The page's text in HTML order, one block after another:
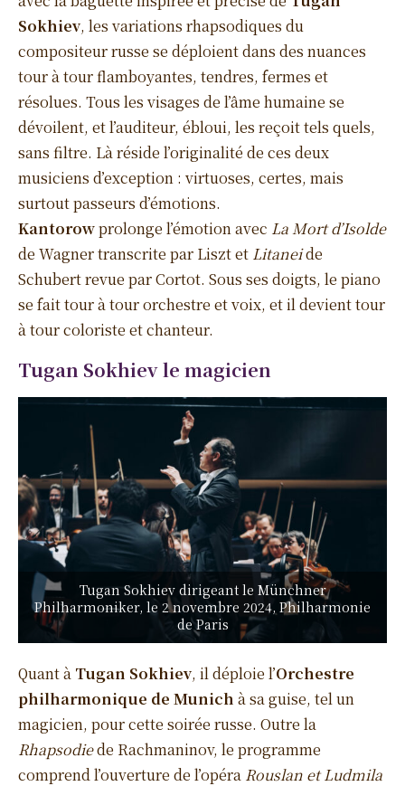
Sokhiev, les variations rhapsodiques du
compositeur russe se déploient dans des nuances
tour à tour flamboyantes, tendres, fermes et
résolues. Tous les visages de l’âme humaine se
dévoilent, et l’auditeur, ébloui, les reçoit tels quels,
sans filtre. Là réside l’originalité de ces deux
musiciens d’exception : virtuoses, certes, mais
surtout passeurs d’émotions.
Kantorowprolonge l’émotion avec La Mort d’Isolde
de Wagner transcrite par Liszt et Litaneide
Schubert revue par Cortot. Sous ses doigts, le piano
se fait tour à tour orchestre et voix, et il devient tour
à tour coloriste et chanteur.
Tugan Sokhiev le magicien
Tugan Sokhiev dirigeant le Münchner
Philharmoniker, le 2 novembre 2024, Philharmonie
de Paris
Quant à Tugan Sokhiev, il déploie l’Orchestre
philharmonique de Munich à sa guise, tel un
magicien, pour cette soirée russe. Outre la
Rhapsodiede Rachmaninov, le programme
comprend l’ouverture de l’opéra Rouslan et Ludmila